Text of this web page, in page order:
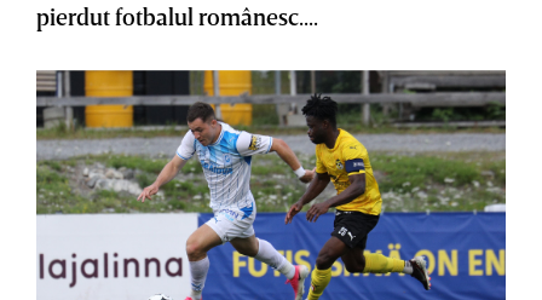
pierdut fotbalul românesc....